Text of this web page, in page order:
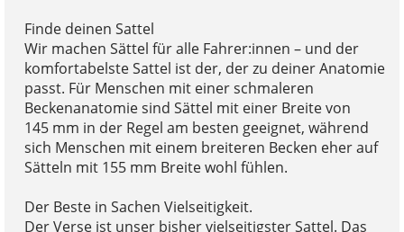
Finde deinen Sattel
Wir machen Sättel für alle Fahrer:innen – und der
komfortabelste Sattel ist der, der zu deiner Anatomie
passt. Für Menschen mit einer schmaleren
Beckenanatomie sind Sättel mit einer Breite von
145 mm in der Regel am besten geeignet, während
sich Menschen mit einem breiteren Becken eher auf
Sätteln mit 155 mm Breite wohl fühlen.
Der Beste in Sachen Vielseitigkeit.
Der Verse ist unser bisher vielseitigster Sattel. Das